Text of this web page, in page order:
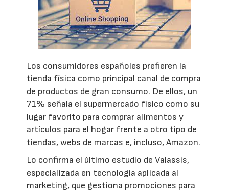
Los consumidores españoles prefieren la
tienda física como principal canal de compra
de productos de gran consumo. De ellos, un
71% señala el supermercado físico como su
lugar favorito para comprar alimentos y
artículos para el hogar frente a otro tipo de
tiendas, webs de marcas e, incluso, Amazon.
Lo confirma el último estudio de Valassis,
especializada en tecnología aplicada al
marketing, que gestiona promociones para